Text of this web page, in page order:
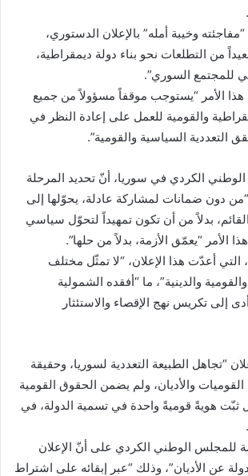
وخيبة أمله” بالإعلان الدستوري،
من التطلعات نحو بناء دولة ديمقراطية،
للمجتمع السوري”.
الأمر “يستوجب موقفاً مسؤولاً من جميع
والقومية للعمل على إعادة النظر في
التعددية السياسية والقومية”.
الكردي في سوريا، أنّ تحديد المرحلة
بـ5 أعوام، “من دون ضمانات لمشاركة عادلة، يحوّلها إلى
بدلاً من أن تكون تمهيداً لتحوّل سياسي
الأمر “يعمّق الأزمة، بدلاً من حلها”.
التي أعدّت هذا الإعلان، “لا تمثّل مختلف
والدينية”، ما “أفقده الشمولية
إلى تكريس نهج الإقصاء والاستئثار
“تجاهل الطبيعة التعددية لسوريا، وحقيقة
القوميات والأديان، ولم يضمن الحقوق القومية
بل ثبّت هويةً قوميةً واحدة في تسمية الدولة، في
للمجلس الوطني الكردي على أنّ الإعلان
عن الأديان”، وذلك “عبر إبقائه على اشتراط